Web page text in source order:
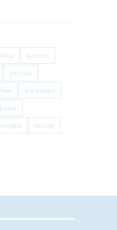
koncert
poznan
warszawa
muzyk